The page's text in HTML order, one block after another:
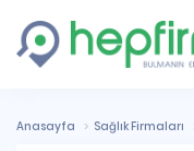
Anasayfa Sağlık Firmaları